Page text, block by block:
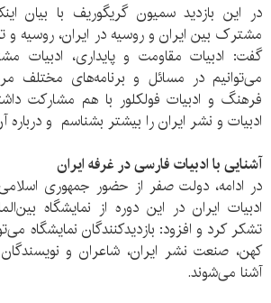
در این بازدید سمیون گریگوریف با بیان
مشترک بین ایران و روسیه در ایران، روسیه و
گفت: ادبیات مقاومت و پایداری،
می‌توانیم در مسائل و برنامه‌های مختلف
فرهنگ و ادبیات فولکلور با هم مشارکت
ادبیات و نشر ایران را بیشتر بشناسم و درباره
آشنایی با ادبیات فارسی در غرفه ایران
در ادامه، دولت صفر از حضور جمهوری
ادبیات ایران در این دوره از نمایشگاه
تشکر کرد و افزود: بازدیدکنندگان نمایشگاه
کهن، صنعت نشر ایران، شاعران و نویسندگان
آشنا می‌شوند.